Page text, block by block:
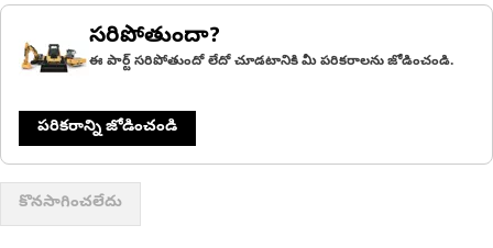
సరిపోతుందా?
ఈ పార్ట్ సరిపోతుందో లేదో చూడటానికి మీ పరికరాలను జోడించండి.
పరికరాన్ని జోడించండి
కొనసాగించలేదు